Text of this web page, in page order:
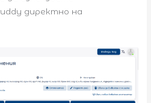
директно на